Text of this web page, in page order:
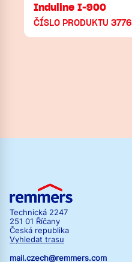
Induline I-900
ČÍSLO PRODUKTU 3776
Technická 2247
251 01 Říčany
Česká republika
Vyhledat trasu
mail.czech@remmers.com